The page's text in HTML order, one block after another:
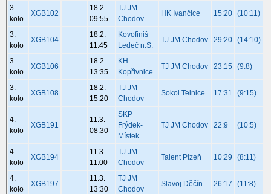
3.
kolo
XGB102
18.2.
09:55
TJ JM
Chodov
HK Ivančice 15:20 (10:11)
3.
kolo
XGB104
18.2.
11:45
Kovofiniš
Ledeč n.S.
TJ JM Chodov 29:20 (14:10)
3.
kolo
XGB106
18.2.
13:35
KH
Kopřivnice
TJ JM Chodov 23:15 (9:8)
3.
kolo
XGB108
18.2.
15:20
TJ JM
Chodov
Sokol Telnice 17:31 (9:15)
4.
kolo
XGB191
11.3.
08:30
SKP
Frýdek-
Místek
TJ JM Chodov 22:9 (10:5)
4.
kolo
XGB194
11.3.
11:00
TJ JM
Chodov
Talent Plzeň 10:29 (8:11)
4.
kolo
XGB197
11.3.
13:30
TJ JM
Chodov
Slavoj Děčín 26:17 (11:8)